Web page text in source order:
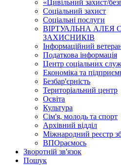
«Цивільний захист/
Соціальний захист
Соціальні послуги
ВІРТУАЛЬНА АЛЕЯ
ЗАХИСНИКІВ
Інформаційний
Податкова інформація
Центр соціальних
Економіка та
Безбар'єрність
Територіальний центр
Освіта
Культура
Сім'я, молодь та спорт
Архівний відділ
Міжнародний реєстр
ВПОраємось
Зворотній зв'язок
Пошук